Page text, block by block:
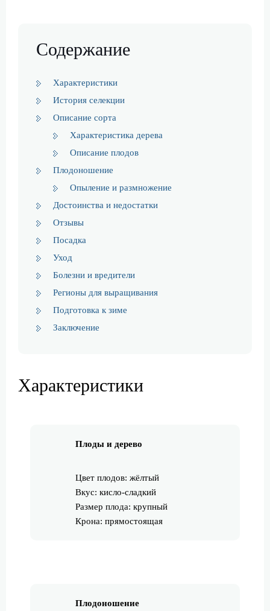
Содержание
Характеристики
История селекции
Описание сорта
Характеристика дерева
Описание плодов
Плодоношение
Опыление и размножение
Достоинства и недостатки
Отзывы
Посадка
Уход
Болезни и вредители
Регионы для выращивания
Подготовка к зиме
Заключение
Характеристики
Плоды и дерево
Цвет плодов: жёлтый
Вкус: кисло-сладкий
Размер плода: крупный
Крона: прямостоящая
Плодоношение